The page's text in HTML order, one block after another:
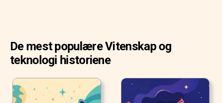
De mest populære Vitenskap og
teknologi historiene